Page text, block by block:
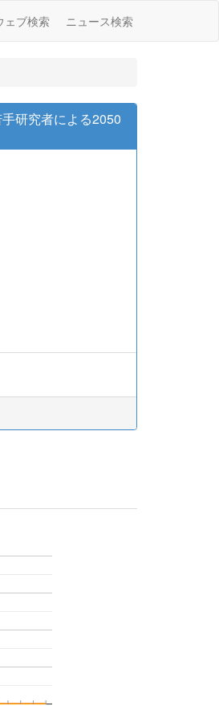
ェブ検索 ニュース検索
研究者による2050